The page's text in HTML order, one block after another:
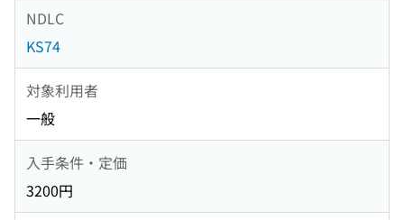
NDLC
KS74
対象利用者
一般
入手条件・定価
3200円